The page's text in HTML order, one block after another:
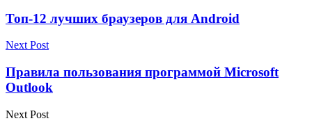
Топ-12 лучших браузеров для Android
Next Post
Правила пользования программой Microsoft
Outlook
Next Post